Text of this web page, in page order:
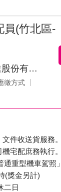
員(竹北區-
(黑貓宅急便)統一速達股份有限公司
徵方式
件收送貨服務。
宅配庶務執行。
重型機車駕照」
(獎金另計)
二日